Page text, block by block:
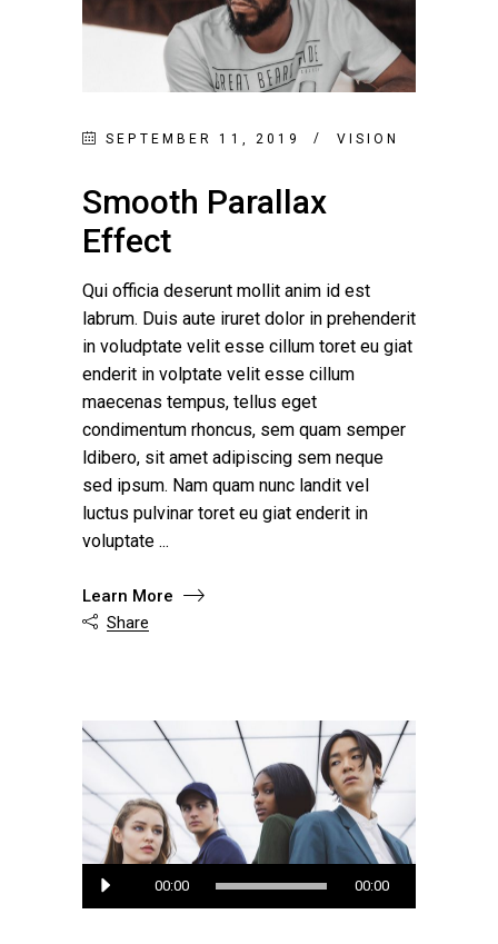
SEPTEMBER 11, 2019 VISION
Smooth Parallax
Effect
Qui officia deserunt mollit anim id est
labrum. Duis aute iruret dolor in prehenderit
in voludptate velit esse cillum toret eu giat
enderit in volptate velit esse cillum
maecenas tempus, tellus eget
condimentum rhoncus, sem quam semper
ldibero, sit amet adipiscing sem neque
sed ipsum. Nam quam nunc landit vel
luctus pulvinar toret eu giat enderit in
voluptate
Learn More
 Share
Audio
Player
00:00 00:00